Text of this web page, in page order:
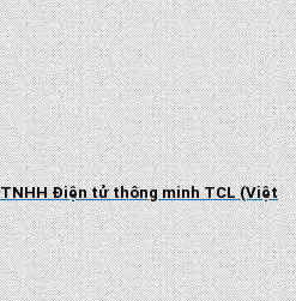
Điện tử thông minh TCL (Việt